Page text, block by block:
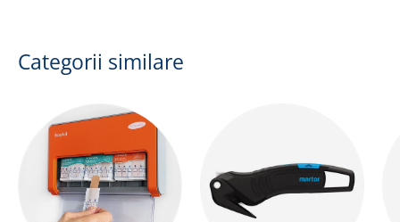
Categorii similare